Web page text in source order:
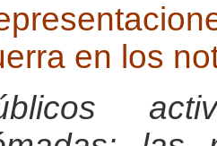
en los